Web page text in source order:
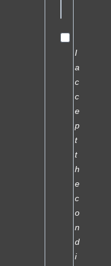
I
a
c
c
e
p
t
t
h
e
c
o
n
d
i